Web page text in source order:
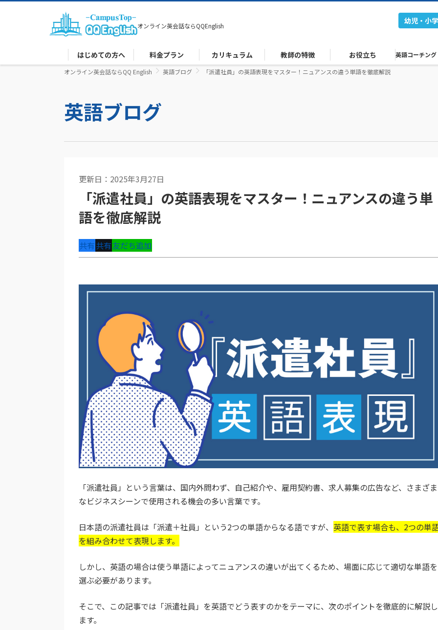
オンライン英会話ならQQEnglish
幼児・小
はじめての方へ 料金プラン カリキュラム 教師の特徴 お役立ち 英語コーチング
オンライン英会話ならQQ English 英語ブログ 「派遣社員」の英語表現をマスター！ニュアンスの違う単語を徹底解説
英語ブログ
更新日：2025年3月27日
「派遣社員」の英語表現をマスター！ニュアンスの違う単
語を徹底解説
共有共有友だち追加
「派遣社員」という言葉は、国内外問わず、自己紹介や、雇用契約書、求人募集の広告など、さまざま
なビジネスシーンで使用される機会の多い言葉です。
日本語の派遣社員は「派遣＋社員」という2つの単語からなる語ですが、 英語で表す場合も、2つの単
を組み合わせて表現します。
しかし、英語の場合は使う単語によってニュアンスの違いが出てくるため、場面に応じて適切な単語を
選ぶ必要があります。
そこで、この記事では「派遣社員」を英語でどう表すのかをテーマに、次のポイントを徹底的に解説し
ます。